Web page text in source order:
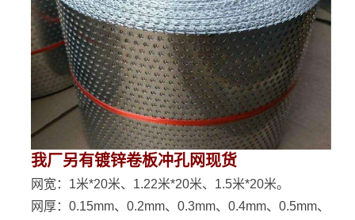
我厂另有镀锌卷板冲孔网现货
网宽：1米*20米、1.22米*20米、1.5米*20米。
网厚：0.15mm、0.2mm、0.3mm、0.4mm、0.5mm、